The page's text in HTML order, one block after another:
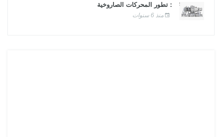
: تطور المحركات الصاروخية
منذ 6 سنوات